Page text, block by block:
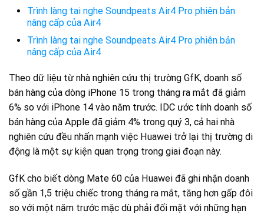
Trình làng tai nghe Soundpeats Air4 Pro phiên bản
nâng cấp của Air4
Trình làng tai nghe Soundpeats Air4 Pro phiên bản
nâng cấp của Air4
Theo dữ liệu từ nhà nghiên cứu thị trường GfK, doanh số
bán hàng của dòng iPhone 15 trong tháng ra mắt đã giảm
6% so với iPhone 14 vào năm trước. IDC ước tính doanh số
bán hàng của Apple đã giảm 4% trong quý 3, cả hai nhà
nghiên cứu đều nhấn mạnh việc Huawei trở lại thị trường di
động là một sự kiện quan trọng trong giai đoạn này.
GfK cho biết dòng Mate 60 của Huawei đã ghi nhận doanh
số gần 1,5 triệu chiếc trong tháng ra mắt, tăng hơn gấp đôi
so với một năm trước mặc dù phải đối mặt với những hạn